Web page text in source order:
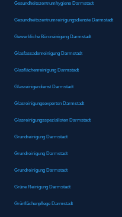
Gesundheitszentrumhygiene Darmstadt
Gesundheitszentrumreinigungsdienste Darmstadt
Gewerbliche Büroreinigung Darmstadt
Glasfassadenreinigung Darmstadt
Glasflächenreinigung Darmstadt
Glasreinigerdienst Darmstadt
Glasreinigungsexperten Darmstadt
Glasreinigungsspezialisten Darmstadt
Grundreinigung Darmstadt
Grundreinigung Darmstadt
Grundreinigung Darmstadt
Grüne Reinigung Darmstadt
Grünflächenpflege Darmstadt